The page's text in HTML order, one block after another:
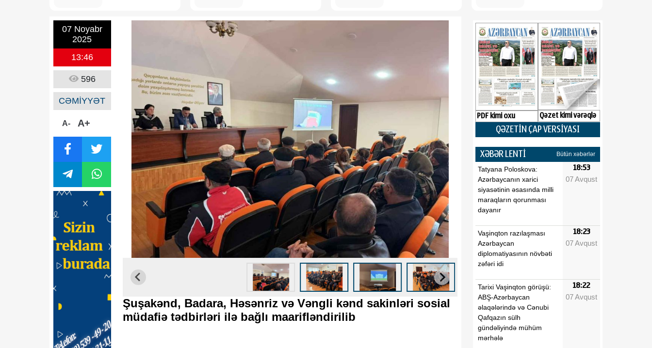
07 Noyabr
2025
13:46
596
CƏMİYYƏT
A- A+
Şuşakənd, Badara, Həsənriz və Vəngli kənd sakinləri sosial
müdafiə tədbirləri ilə bağlı maarifləndirilib
PDF kimi oxu Qəzet kimi vərəqlə
QƏZETİN ÇAP VERSİYASI
XƏBƏR LENTİ Bütün xəbərlər
Tatyana Poloskova:
Azərbaycanın xarici
siyasətinin əsasında milli
maraqların qorunması
dayanır
18:53
07 Avqust
Vaşinqton razılaşması
Azərbaycan
diplomatiyasının növbəti
zəfəri idi
18:23
07 Avqust
Tarixi Vaşinqton görüşü:
ABŞ-Azərbaycan
əlaqələrində və Cənubi
Qafqazın sülh
gündəliyində mühüm
mərhələ
18:22
07 Avqust